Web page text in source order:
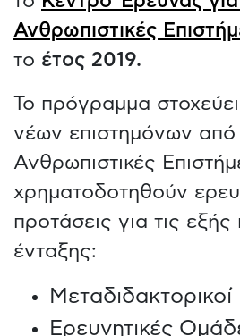
Ανθρωπιστικές
το έτος 2019.
Το πρόγραμμα
νέων επιστημόνων από
Ανθρωπιστικές
χρηματοδοτηθούν
προτάσεις για τις εξής
ένταξης:
Ερευνητικές